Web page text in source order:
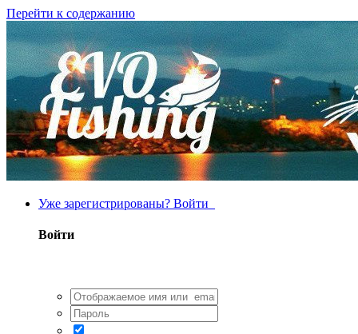
Перейти к содержанию
Уже зарегистрированы? Войти
Войти